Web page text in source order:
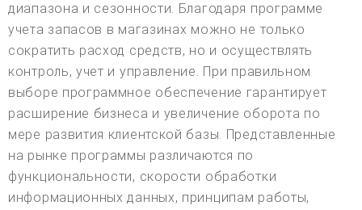
диапазона и сезонности. Благодаря программе
учета запасов в магазинах можно не только
сократить расход средств, но и осуществлять
контроль, учет и управление. При правильном
выборе программное обеспечение гарантирует
расширение бизнеса и увеличение оборота по
мере развития клиентской базы. Представленные
на рынке программы различаются по
функциональности, скорости обработки
информационных данных, принципам работы,